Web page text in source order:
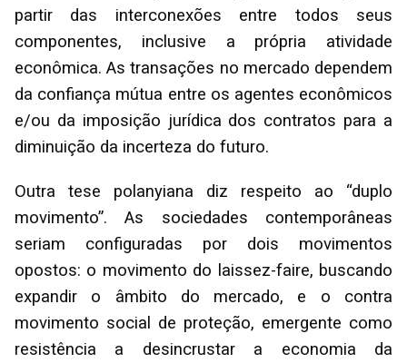
partir das interconexões entre todos seus
componentes, inclusive a própria atividade
econômica. As transações no mercado dependem
da confiança mútua entre os agentes econômicos
e/ou da imposição jurídica dos contratos para a
diminuição da incerteza do futuro.
Outra tese polanyiana diz respeito ao “duplo
movimento”. As sociedades contemporâneas
seriam configuradas por dois movimentos
opostos: o movimento do laissez-faire, buscando
expandir o âmbito do mercado, e o contra
movimento social de proteção, emergente como
resistência a desincrustar a economia da